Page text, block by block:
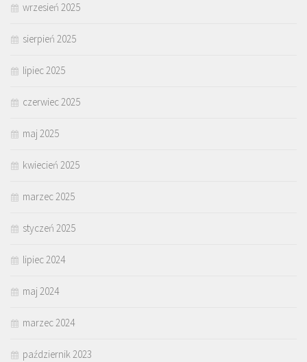
wrzesień 2025
sierpień 2025
lipiec 2025
czerwiec 2025
maj 2025
kwiecień 2025
marzec 2025
styczeń 2025
lipiec 2024
maj 2024
marzec 2024
październik 2023